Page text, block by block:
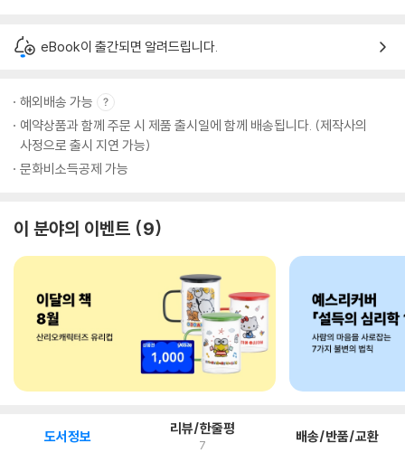
eBook이 출간되면 알려드립니다.
해외배송 가능
예약상품과 함께 주문 시 제품 출시일에 함께 배송됩니다. (제작사의
사정으로 출시 지연 가능)
문화비소득공제 가능
이 분야의 이벤트 9
도서정보 리뷰/한줄평
7 배송/반품/교환